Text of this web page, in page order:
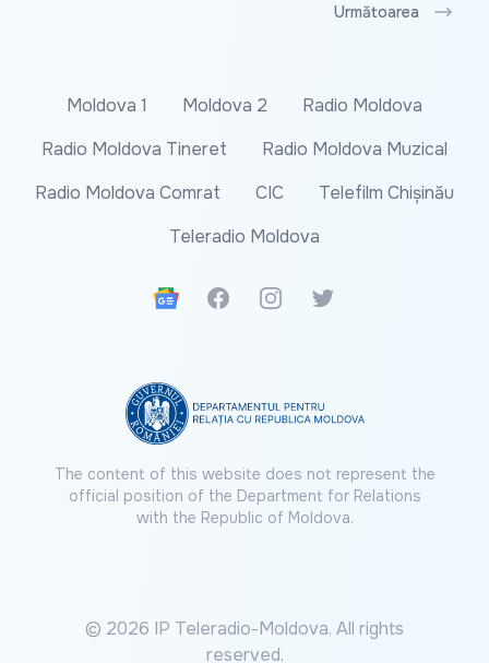
Următoarea
Moldova 1 Moldova 2
Radio Moldova
Radio Moldova Tineret
Radio Moldova Muzical
Radio Moldova Comrat
CIC
Telefilm Chișinău
Teleradio Moldova
Google News
FacebookInstagramTwitter
The content of this website does not represent the
official position of the Department for Relations
with the Republic of Moldova.
© 2026 IP Teleradio-Moldova. All rights
reserved.